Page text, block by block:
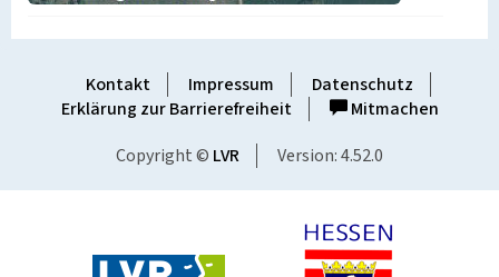
Kontakt Impressum
Datenschutz
Erklärung zur Barrierefreiheit
Mitmachen
Copyright © LVR Version: 4.52.0